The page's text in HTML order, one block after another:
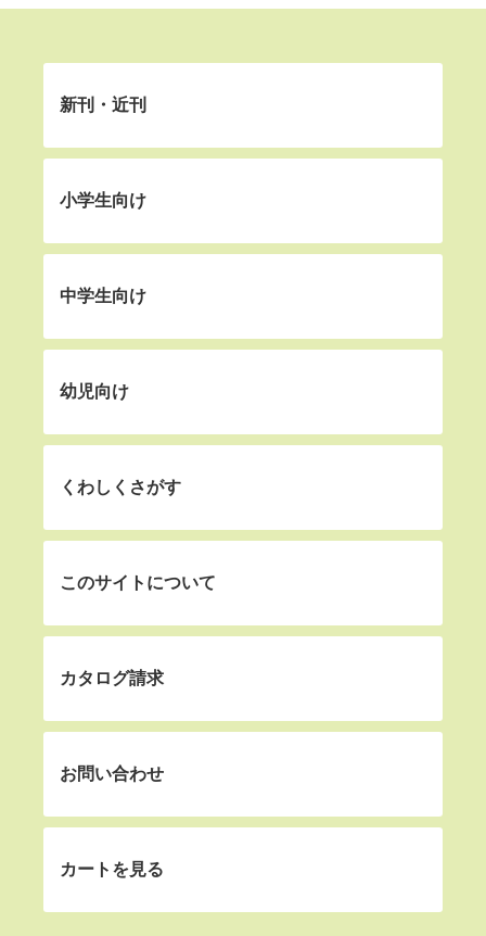
新刊・近刊
小学生向け
中学生向け
幼児向け
くわしくさがす
このサイトについて
カタログ請求
お問い合わせ
カートを見る